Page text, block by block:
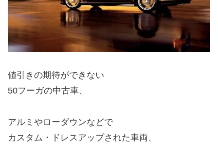
値引きの期待ができない
50フーガの中古車、
アルミやローダウンなどで
カスタム・ドレスアップされた車両、